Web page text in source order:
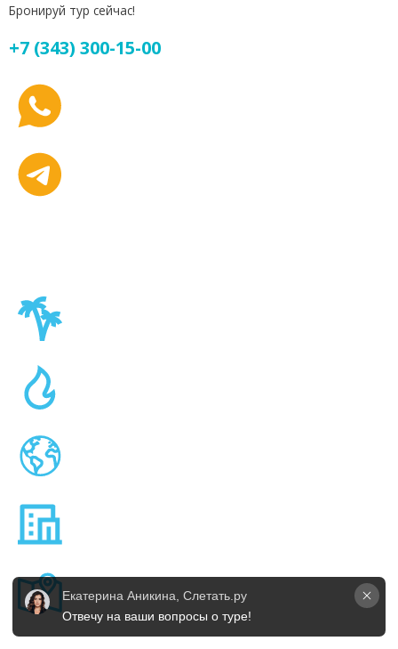
Бронируй тур сейчас!
+7 (343) 300-15-00
Екатерина Аникина, Слетать.ру
Отвечу на ваши вопросы о туре!